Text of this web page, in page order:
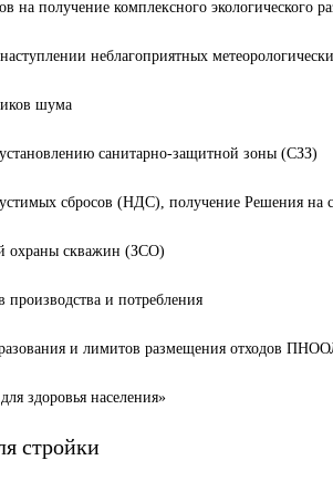
на получение комплексного экологического
неблагоприятных
шума
санитарно-защитной зоны (СЗЗ)
сбросов (НДС), получение Решения на
охраны скважин (ЗСО)
производства и потребления
и лимитов размещения отходов
здоровья населения»
стройки